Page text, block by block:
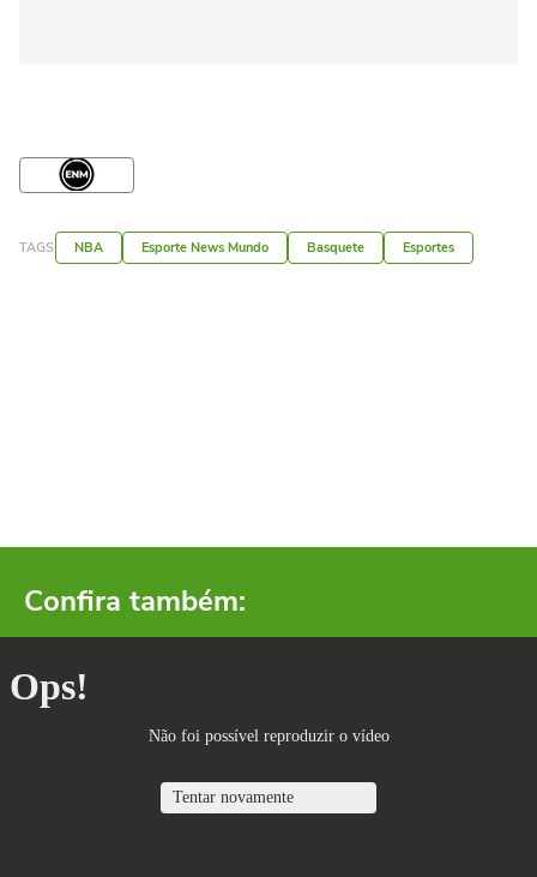
TAGS NBA Esporte News Mundo Basquete Esportes
Confira também: